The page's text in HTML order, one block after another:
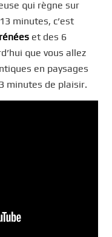
qui règne sur
minutes, c’est
et des 6
que vous allez
en paysages
minutes de plaisir.